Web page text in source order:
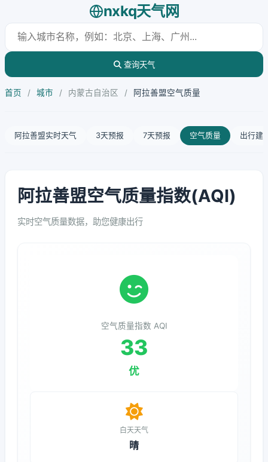
nxkq天气网
查询天气
首页 / 城市 / 内蒙古自治区 / 阿拉善盟空气质量
阿拉善盟实时天气 3天预报 7天预报 空气质量 出行建
阿拉善盟空气质量指数(AQI)
实时空气质量数据，助您健康出行
空气质量指数 AQI
33
优
白天天气
晴